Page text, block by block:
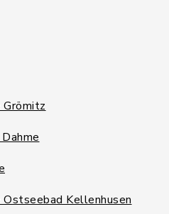
Grömitz
Kellenhusen